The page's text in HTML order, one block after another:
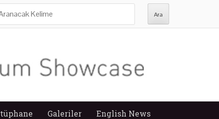
Galeriler English News